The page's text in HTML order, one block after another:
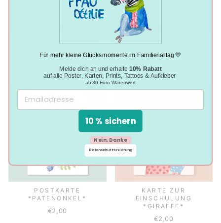
BIRTHDAY*
€2,00
POSTKARTE
*PATENONKEL*
€2,00
KARTE ZUR
EINSCHULUNG
*GIRAFFE*
€2,00
Für mehr kleine Glücksmomente im Familienalltag 💛
Melde dich an und erhalte10% Rabatt
auf alle Poster, Karten, Prints, Tattoos & Aufkleber
ab 30 Euro Warenwert
10 % sichern
Nein, Danke
Datenschutzerklärung